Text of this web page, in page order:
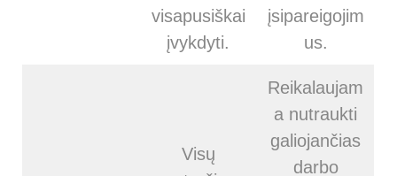
visapusiškai
įvykdyti.
įsipareigojim
us.
Visų
Reikalaujam
a nutraukti
galiojančias
darbo